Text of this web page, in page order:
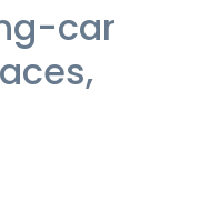
car